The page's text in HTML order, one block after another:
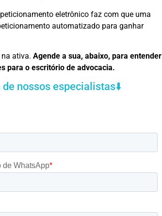
eletrônico faz com que uma
automatizado para ganhar
ativa. Agende a sua, abaixo, para entender
para o escritório de advocacia.
nossos especialistas⬇️